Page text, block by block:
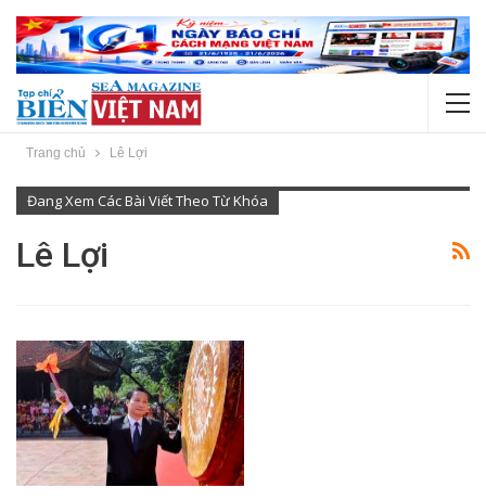
Trang chủ Lê Lợi
Đang Xem Các Bài Viết Theo Từ Khóa
Lê Lợi